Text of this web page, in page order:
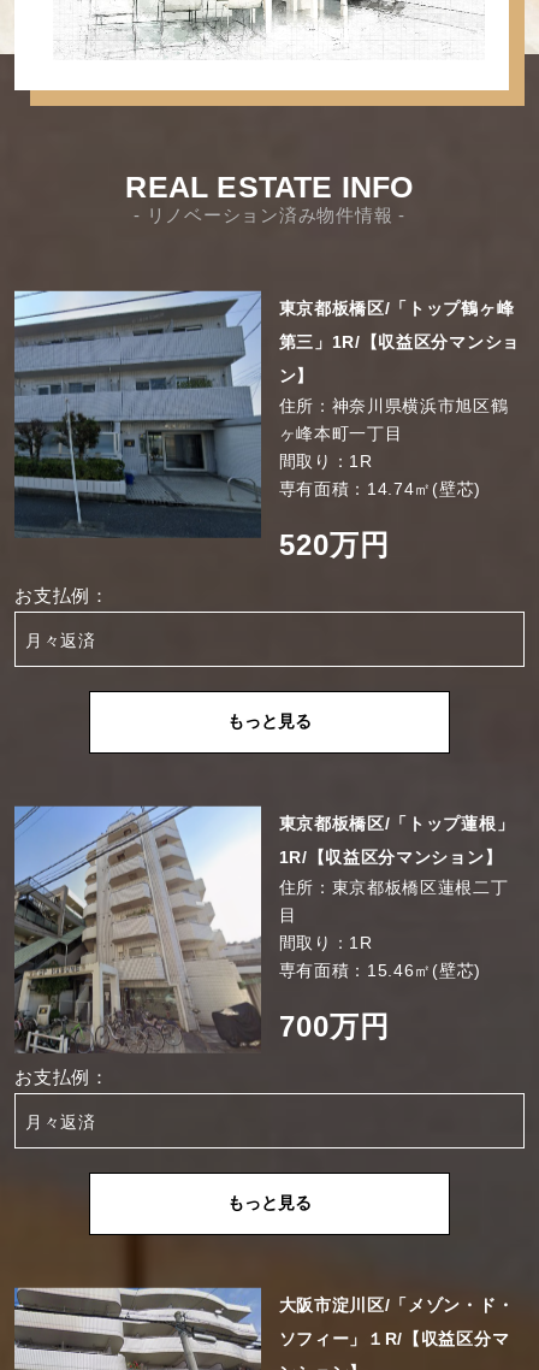
REAL ESTATE INFO
- リノベーション済み物件情報 -
東京都板橋区/「トップ鶴ヶ峰
第三」1R/【収益区分マンショ
ン】
住所：神奈川県横浜市旭区鶴
ヶ峰本町一丁目
間取り：1R
専有面積：14.74㎡(壁芯)
520万円
お支払例：
月々返済
もっと見る
東京都板橋区/「トップ蓮根」
1R/【収益区分マンション】
住所：東京都板橋区蓮根二丁
目
間取り：1R
専有面積：15.46㎡(壁芯)
700万円
お支払例：
月々返済
もっと見る
大阪市淀川区/「メゾン・ド・
ソフィー」１R/【収益区分マ